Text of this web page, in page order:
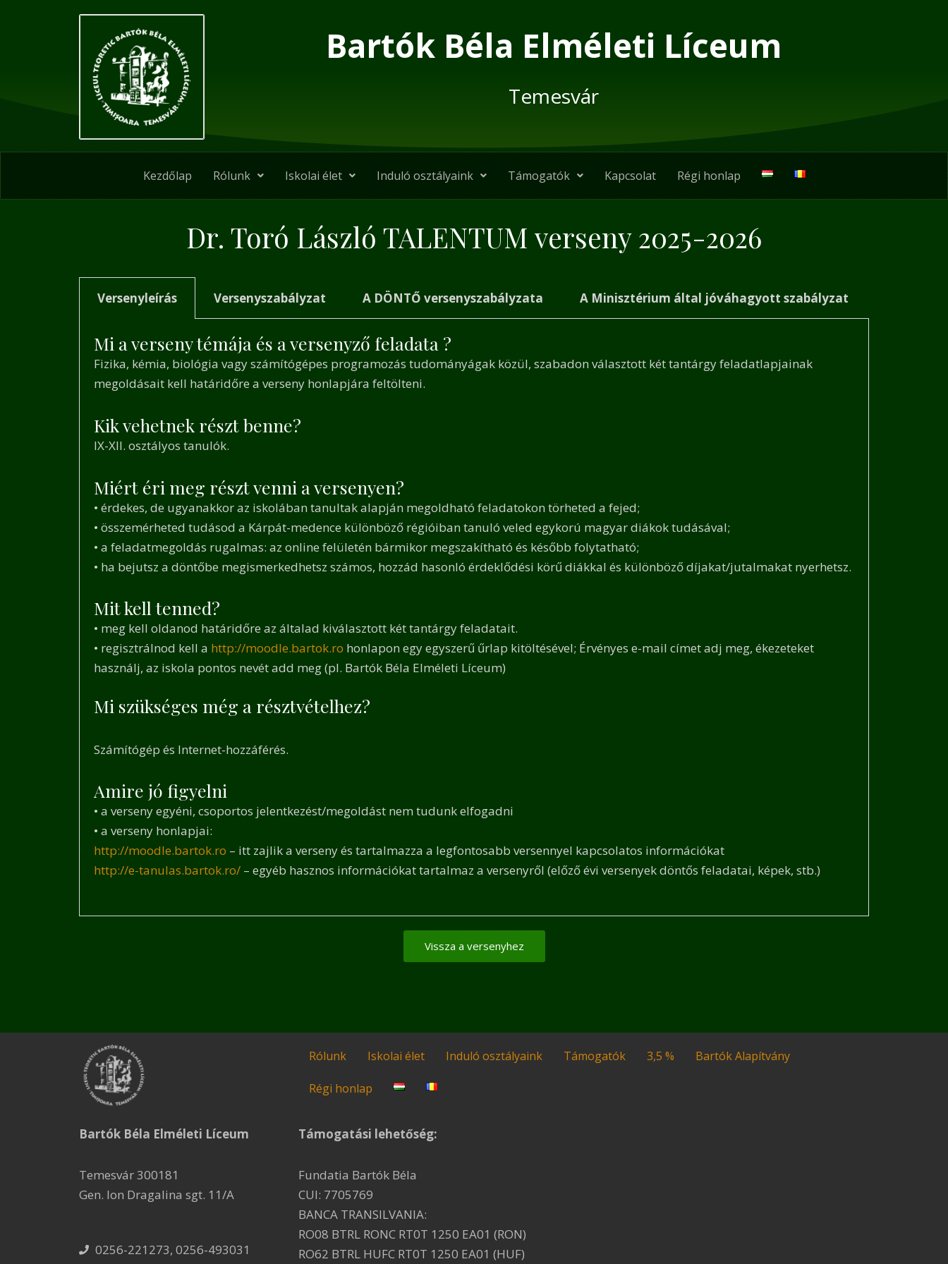
Bartók Béla Elméleti Líceum
Temesvár
Kezdőlap Rólunk Iskolai élet Induló osztályaink Támogatók Kapcsolat Régi honlap
Dr. Toró László TALENTUM verseny 2025-2026
Versenyleírás Versenyszabályzat A DÖNTŐ versenyszabályzata A Minisztérium által jóváhagyott szabályzat
Mi a verseny témája és a versenyző feladata ?
Fizika, kémia, biológia vagy számítógépes programozás tudományágak közül, szabadon választott két tantárgy feladatlapjainak
megoldásait kell határidőre a verseny honlapjára feltölteni.
Kik vehetnek részt benne?
IX-XII. osztályos tanulók.
Miért éri meg részt venni a versenyen?
• érdekes, de ugyanakkor az iskolában tanultak alapján megoldható feladatokon törheted a fejed;
• összemérheted tudásod a Kárpát-medence különböző régióiban tanuló veled egykorú magyar diákok tudásával;
• a feladatmegoldás rugalmas: az online felületén bármikor megszakítható és később folytatható;
• ha bejutsz a döntőbe megismerkedhetsz számos, hozzád hasonló érdeklődési körű diákkal és különböző díjakat/jutalmakat nyerhetsz.
Mit kell tenned?
• meg kell oldanod határidőre az általad kiválasztott két tantárgy feladatait.
• regisztrálnod kell a http://moodle.bartok.ro honlapon egy egyszerű űrlap kitöltésével; Érvényes e-mail címet adj meg, ékezeteket
használj, az iskola pontos nevét add meg(pl. Bartók Béla Elméleti Líceum)
Mi szükséges még a résztvételhez?
Számítógép és Internet-hozzáférés.
Amire jó figyelni
• a verseny egyéni, csoportos jelentkezést/megoldást nem tudunk elfogadni
• a verseny honlapjai:
http://moodle.bartok.ro – itt zajlik a verseny és tartalmazza a legfontosabb versennyel kapcsolatos információkat
http://e-tanulas.bartok.ro/ – egyéb hasznos információkat tartalmaz a versenyről (előző évi versenyek döntős feladatai, képek, stb.)
Vissza a versenyhez
Bartók Béla Elméleti Líceum
Temesvár 300181
Gen. Ion Dragalina sgt. 11/A
0256-221273, 0256-493031
Rólunk Iskolai élet Induló osztályaink Támogatók 3,5 % Bartók Alapítvány
Régi honlap
Támogatási lehetőség:
Fundatia Bartók Béla
CUI: 7705769
BANCA TRANSILVANIA:
RO08 BTRL RONC RT0T 1250 EA01 (RON)
RO62 BTRL HUFC RT0T 1250 EA01 (HUF)